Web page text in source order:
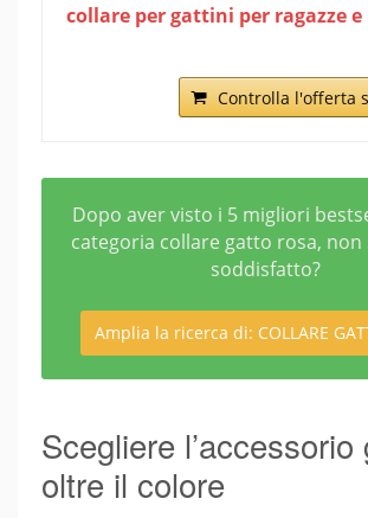
collare per gattini per ragazze e
Controlla l'offerta
Dopo aver visto i 5 migliori
categoria collare gatto rosa, non
soddisfatto?
Amplia la ricerca di: COLLARE
Scegliere l’accessorio
oltre il colore